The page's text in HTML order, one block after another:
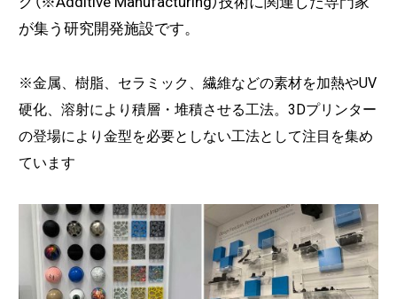
が集う研究開発施設です。
※金属、樹脂、セラミック、繊維などの素材を加熱やUV
硬化、溶射により積層・堆積させる工法。3Dプリンター
の登場により金型を必要としない工法として注目を集め
ています